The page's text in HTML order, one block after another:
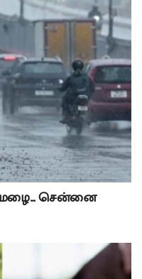
சென்னை